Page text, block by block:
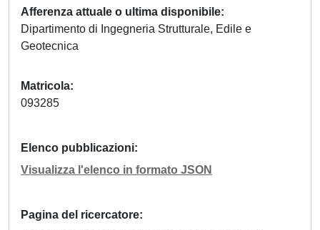
Afferenza attuale o ultima disponibile
Dipartimento di Ingegneria Strutturale, Edile e
Geotecnica
Matricola
093285
Elenco pubblicazioni
Visualizza l'elenco in formato JSON
Pagina del ricercatore